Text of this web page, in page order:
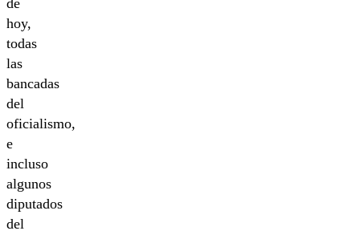
de
hoy,
todas
las
bancadas
del
oficialismo,
e
incluso
algunos
diputados
del